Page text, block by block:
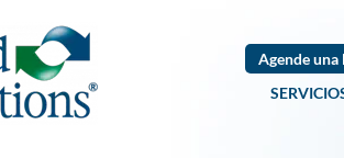
Agende una